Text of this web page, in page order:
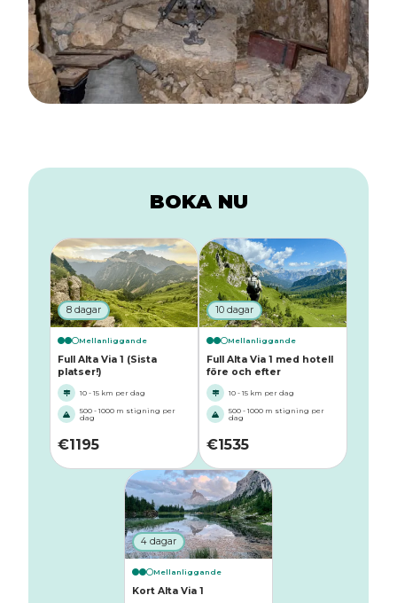
BOKA NU
8 dagar
Mellanliggande
Full Alta Via 1 (Sista
platser!)
10 - 15 km per dag
500 - 1000 m stigning per
dag
€1195
10 dagar
Mellanliggande
Full Alta Via 1 med hotell
före och efter
10 - 15 km per dag
500 - 1000 m stigning per
dag
€1535
4 dagar
Mellanliggande
Kort Alta Via 1